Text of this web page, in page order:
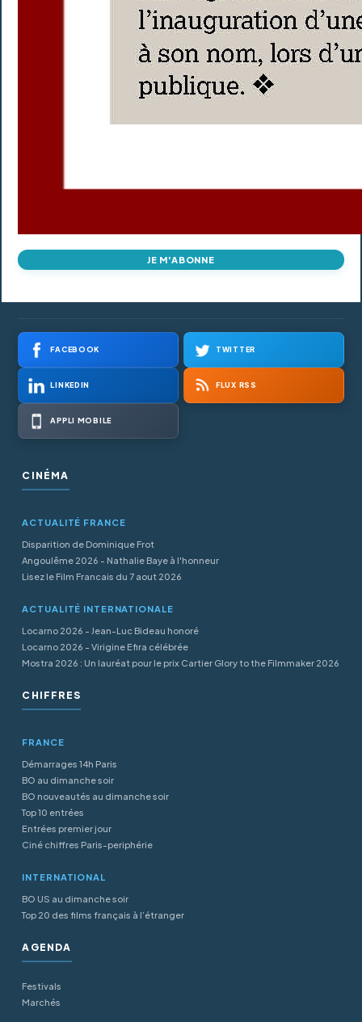
JE M'ABONNE
FACEBOOK TWITTER
LINKEDIN FLUX RSS
APPLI MOBILE
CINÉMA
ACTUALITÉ FRANCE
Disparition de Dominique Frot
Angoulême 2026 - Nathalie Baye à l'honneur
Lisez le Film Francais du 7 aout 2026
ACTUALITÉ INTERNATIONALE
Locarno 2026 - Jean-Luc Bideau honoré
Locarno 2026 - Virigine Efira célébrée
Mostra 2026 : Un lauréat pour le prix Cartier Glory to the Filmmaker 2026
CHIFFRES
FRANCE
Démarrages 14h Paris
BO au dimanche soir
BO nouveautés au dimanche soir
Top 10 entrées
Entrées premier jour
Ciné chiffres Paris-periphérie
INTERNATIONAL
BO US au dimanche soir
Top 20 des films français à l’étranger
AGENDA
Festivals
Marchés